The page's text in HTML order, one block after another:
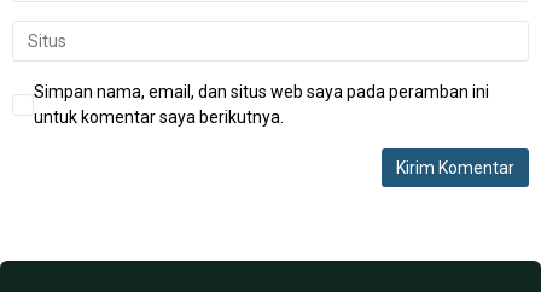
Simpan nama, email, dan situs web saya pada peramban ini
untuk komentar saya berikutnya.